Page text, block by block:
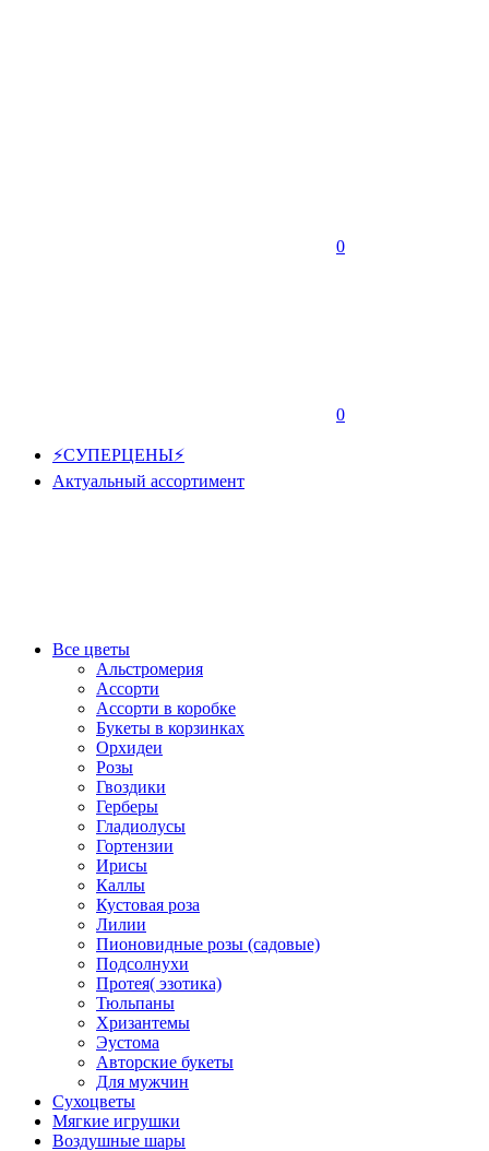
0
0
⚡СУПЕРЦЕНЫ⚡
Актуальный ассортимент
Все цветы
Альстромерия
Ассорти
Ассорти в коробке
Букеты в корзинках
Орхидеи
Розы
Гвоздики
Герберы
Гладиолусы
Гортензии
Ирисы
Каллы
Кустовая роза
Лилии
Пионовидные розы (садовые)
Подсолнухи
Протея( эзотика)
Тюльпаны
Хризантемы
Эустома
Авторские букеты
Для мужчин
Сухоцветы
Мягкие игрушки
Воздушные шары